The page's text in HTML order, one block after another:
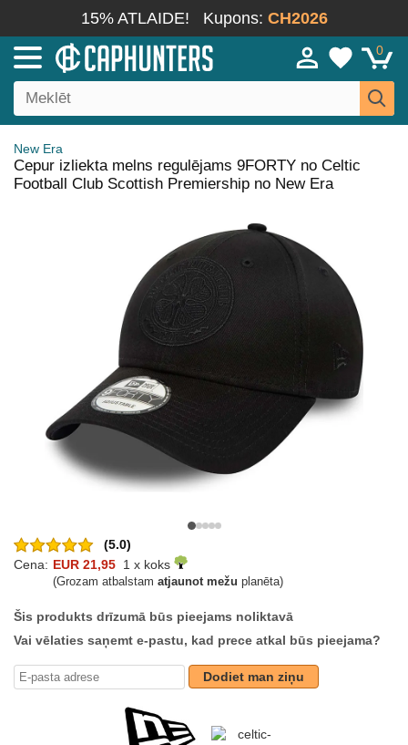
15% ATLAIDE! Kupons: CH2026
0
New Era
Cepur izliekta melns regulējams 9FORTY no Celtic
Football Club Scottish Premiership no New Era
(5.0)
Cena: EUR 21,95 1 x koks
(Grozam atbalstam atjaunot mežu planēta)
Šis produkts drīzumā būs pieejams noliktavā
Vai vēlaties saņemt e-pastu, kad prece atkal būs pieejama?
Dodiet man ziņu